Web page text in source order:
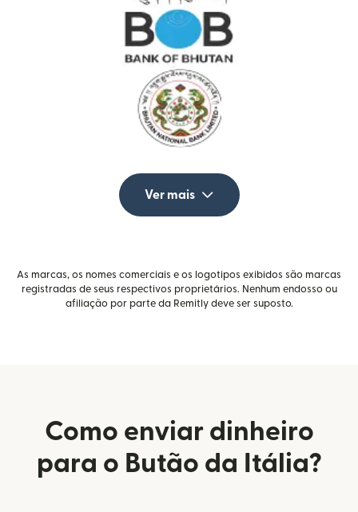
Ver mais
As marcas, os nomes comerciais e os logotipos exibidos são marcas
registradas de seus respectivos proprietários. Nenhum endosso ou
afiliação por parte da Remitly deve ser suposto.
Como enviar dinheiro
para o Butão da Itália?